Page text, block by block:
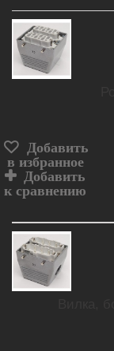
Добавить
в избранное
Добавить
к сравнению